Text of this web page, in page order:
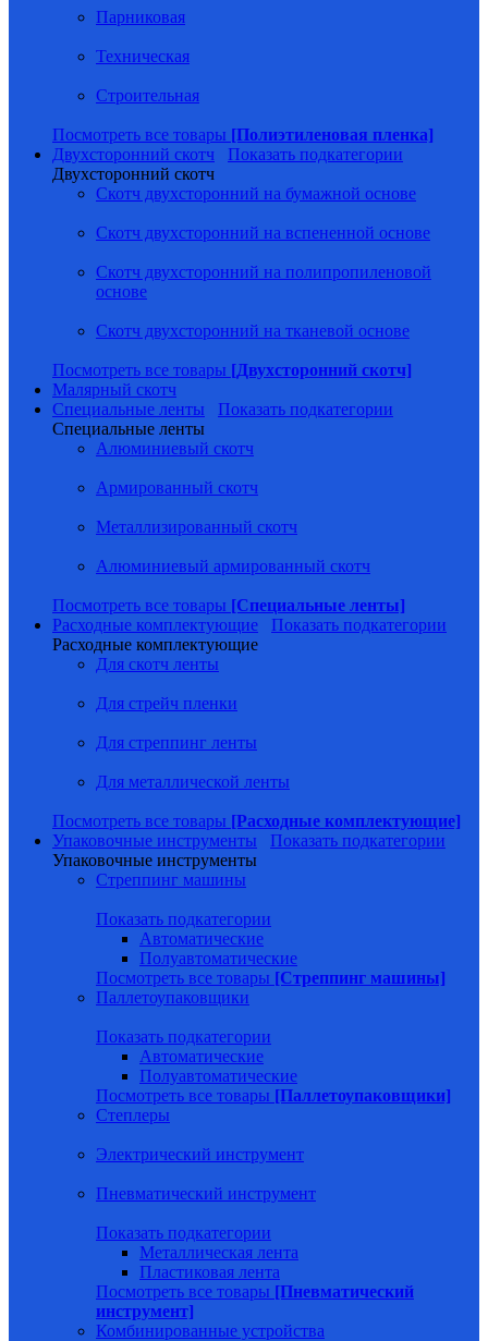
Парниковая
Техническая
Строительная
Посмотреть все товары [Полиэтиленовая пленка]
Двухсторонний скотч
Показать подкатегории
Двухсторонний скотч
Скотч двухсторонний на бумажной основе
Скотч двухсторонний на вспененной основе
Скотч двухсторонний на полипропиленовой
основе
Скотч двухсторонний на тканевой основе
Посмотреть все товары [Двухсторонний скотч]
Малярный скотч
Специальные ленты
Показать подкатегории
Специальные ленты
Алюминиевый скотч
Армированный скотч
Металлизированный скотч
Алюминиевый армированный скотч
Посмотреть все товары [Специальные ленты]
Расходные комплектующие
Показать подкатегории
Расходные комплектующие
Для скотч ленты
Для стрейч пленки
Для стреппинг ленты
Для металлической ленты
Посмотреть все товары [Расходные комплектующие]
Упаковочные инструменты
Показать подкатегории
Упаковочные инструменты
Стреппинг машины
Показать подкатегории
Автоматические
Полуавтоматические
Посмотреть все товары [Стреппинг машины]
Паллетоупаковщики
Показать подкатегории
Автоматические
Полуавтоматические
Посмотреть все товары [Паллетоупаковщики]
Степлеры
Электрический инструмент
Пневматический инструмент
Показать подкатегории
Металлическая лента
Пластиковая лента
Посмотреть все товары [Пневматический
инструмент]
Комбинированные устройства